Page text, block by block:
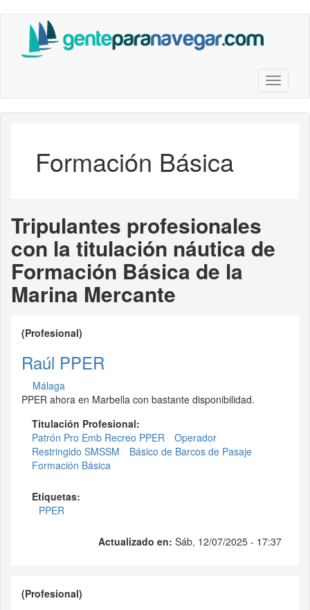
contenido
Toggle
Formación Básica
Tripulantes profesionales
con la titulación náutica de
Formación Básica de la
Marina Mercante
(Profesional)
Raúl PPER
Málaga
PPER ahora en Marbella con bastante disponibilidad.
Titulación Profesional:
Patrón Pro Emb Recreo PPER
Operador
Restringido SMSSM
Básico de Barcos de Pasaje
Formación Básica
Etiquetas:
PPER
Actualizado en: Sáb, 12/07/2025 - 17:37
(Profesional)